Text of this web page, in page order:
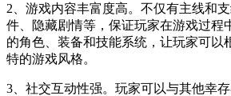
2、游戏内容丰富度高。不仅有主线和
件、隐藏剧情等，保证玩家在游戏过程
的角色、装备和技能系统，让玩家可以
特的游戏风格。
3、社交互动性强。玩家可以与其他幸